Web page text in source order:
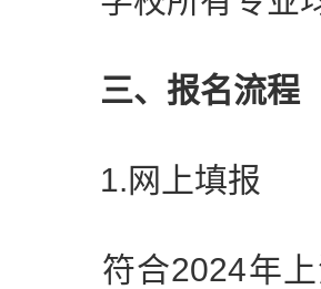
三、报名流程
1.网上填报
符合2024年上